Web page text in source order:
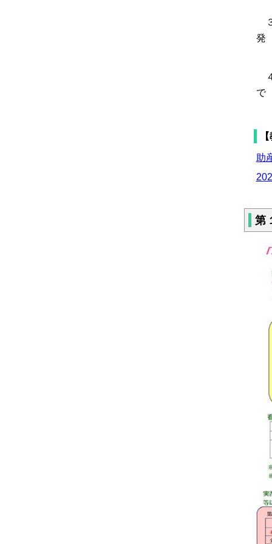
発
で
助
第